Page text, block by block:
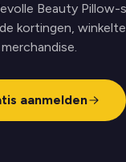
Beauty Pillow-
kortingen,
merchandise.
aanmelden